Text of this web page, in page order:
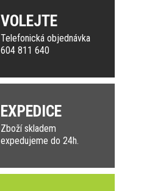
VOLEJTE
Telefonická objednávka
604 811 640
EXPEDICE
Zboží skladem
expedujeme do 24h.